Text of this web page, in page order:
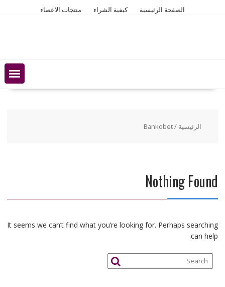
الصفحة الرئيسية كيفية الشراء منتجات الاعضاء
الرئيسية / Bankobet
Nothing Found
It seems we can’t find what you’re looking for. Perhaps searching
can help.